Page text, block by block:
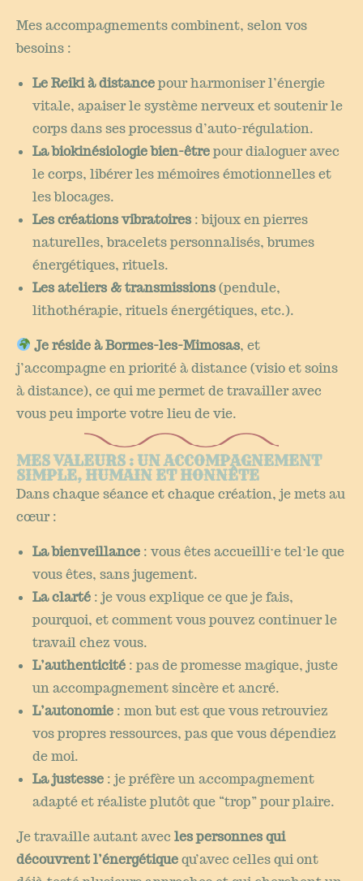
Mes accompagnements combinent, selon vos
besoins :
Le Reiki à distancepour harmoniser l’énergie
vitale, apaiser le système nerveux et soutenir le
corps dans ses processus d’auto-régulation.
La biokinésiologie bien-êtrepour dialoguer avec
le corps, libérer les mémoires émotionnelles et
les blocages.
Les créations vibratoires : bijoux en pierres
naturelles, bracelets personnalisés, brumes
énergétiques, rituels.
Les ateliers & transmissions(pendule,
lithothérapie, rituels énergétiques, etc.).
Je réside à Bormes-les-Mimosas, et
j’accompagne en priorité à distance (visio et soins
à distance), ce qui me permet de travailler avec
vous peu importe votre lieu de vie.
MES VALEURS : UN ACCOMPAGNEMENT
SIMPLE, HUMAIN ET HONNÊTE
Dans chaque séance et chaque création, je mets au
cœur :
La bienveillance : vous êtes accueilli·e tel·le que
vous êtes, sans jugement.
La clarté : je vous explique ce que je fais,
pourquoi, et comment vous pouvez continuer le
travail chez vous.
L’authenticité : pas de promesse magique, juste
un accompagnement sincère et ancré.
L’autonomie : mon but est que vous retrouviez
vos propres ressources, pas que vous dépendiez
de moi.
La justesse : je préfère un accompagnement
adapté et réaliste plutôt que “trop” pour plaire.
Je travaille autant avec les personnes qui
découvrent l’énergétiquequ’avec celles qui ont